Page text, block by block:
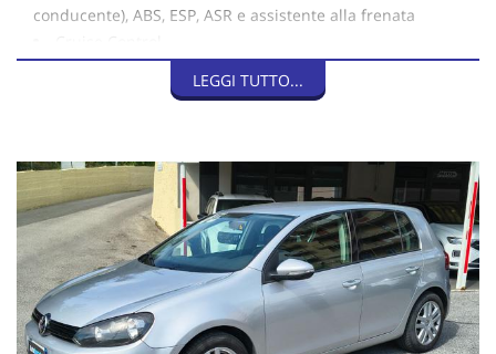
conducente), ABS, ESP, ASR e assistente alla frenata
Regolatore di velocità
Distruzione effettuata
Cerchi in lega da 16 pollici
Specchietti e maniglie in tinta
Fari fendinebbia
Interni e Comfort
Sedili "Comfort" con rivestimento in tessuto "Scout"
Climatizzatore Manuale
Radio RCD 310 con lettore CD/MP3 e 8 altoparlanti
LEGGI TUTTO...